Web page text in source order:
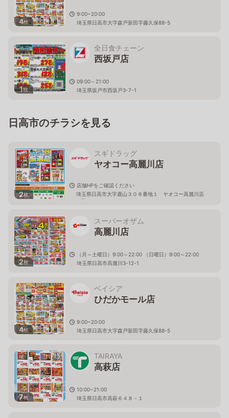
4枚
9:00~20:00
埼玉県日高市大字森戸新田字藤久保88-5
1枚
全日食チェーン
西坂戸店
09:00～21:00
埼玉県坂戸市西坂戸3-7-1
日高市のチラシを見る
2枚
スギドラッグ
ヤオコー高麗川店
店舗HPをご確認ください
埼玉県日高市大字鹿山３０８番地１ ヤオコー高麗川店
２階
2枚
スーパーオザム
高麗川店
（月～土曜日）9:00～22:00 （日曜日）9:00～22:00
埼玉県日高市高麗川3-12-1
4枚
ベイシア
ひだかモール店
9:00~20:00
埼玉県日高市大字森戸新田字藤久保88-5
7枚
TAIRAYA
高萩店
10:00~21:00
埼玉県日高市高萩６４８－１